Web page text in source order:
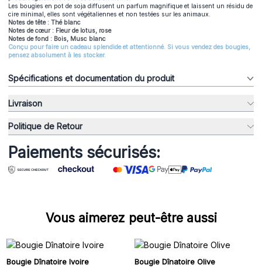
Les bougies en pot de soja diffusent un parfum magnifique et laissent un résidu de
cire minimal, elles sont végétaliennes et non testées sur les animaux.
Notes de tête : Thé blanc
Notes de cœur : Fleur de lotus, rose
Notes de fond : Bois, Musc blanc
Conçu pour faire un cadeau splendide et attentionné. Si vous vendez des bougies,
pensez absolument à les stocker.
Spécifications et documentation du produit
Livraison
Politique de Retour
Paiements sécurisés:
Vous aimerez peut-être aussi
Bougie Dînatoire Ivoire Bougie Dînatoire Olive